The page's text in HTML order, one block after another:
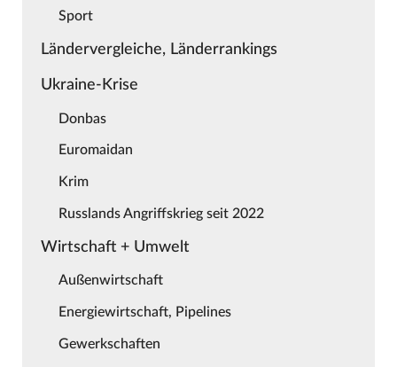
Sport
Ländervergleiche, Länderrankings
Ukraine-Krise
Donbas
Euromaidan
Krim
Russlands Angriffskrieg seit 2022
Wirtschaft + Umwelt
Außenwirtschaft
Energiewirtschaft, Pipelines
Gewerkschaften